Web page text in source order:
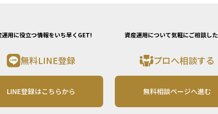
運用に役立つ情報をいち早くGET!
無料LINE登録
LINE登録はこちらから
資産運用について気軽にご相談し
プロへ相談する
無料相談ページへ進む